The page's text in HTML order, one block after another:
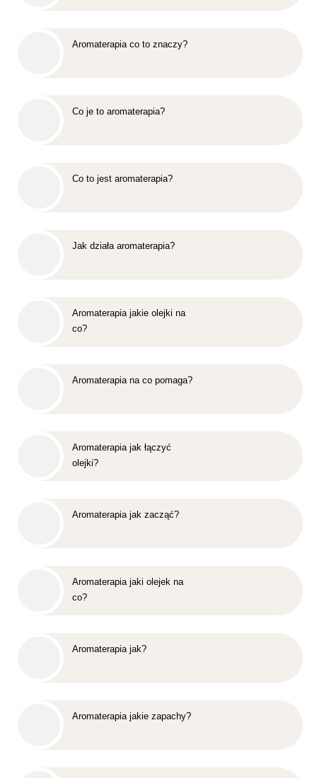
Aromaterapia co to znaczy?
Co je to aromaterapia?
Co to jest aromaterapia?
Jak działa aromaterapia?
Aromaterapia jakie olejki na
co?
Aromaterapia na co pomaga?
Aromaterapia jak łączyć
olejki?
Aromaterapia jak zacząć?
Aromaterapia jaki olejek na
co?
Aromaterapia jak?
Aromaterapia jakie zapachy?